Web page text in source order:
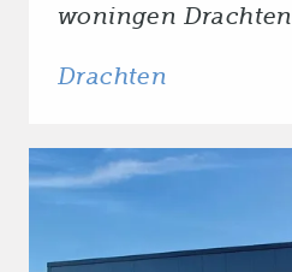
woningen Drachten
Drachten